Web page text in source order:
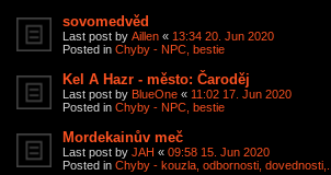
sovomedvěd
Last post by Aillen « 13:34 20. Jun 2020
Posted in Chyby - NPC, bestie
Kel A Hazr - město: Čaroděj
Last post by BlueOne « 11:02 17. Jun 2020
Posted in Chyby - NPC, bestie
Mordekainův meč
Last post by JAH « 09:58 15. Jun 2020
Posted in Chyby - kouzla, odbornosti, dovednosti,...